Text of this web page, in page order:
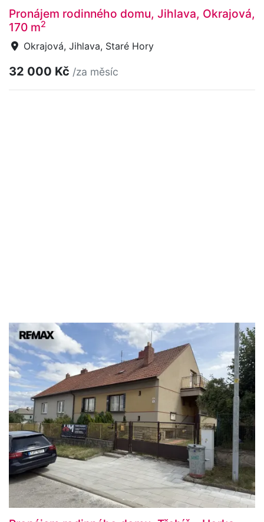
Pronájem rodinného domu, Jihlava, Okrajová,
170 m2
Okrajová, Jihlava, Staré Hory
32 000 Kč /za měsíc